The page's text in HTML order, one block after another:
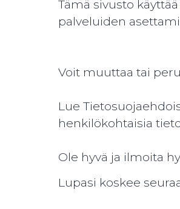
Tämä sivusto
palveluiden
Voit muuttaa tai
Lue
henkilökohtaisia
Ole hyvä ja ilmoita
Lupasi koskee